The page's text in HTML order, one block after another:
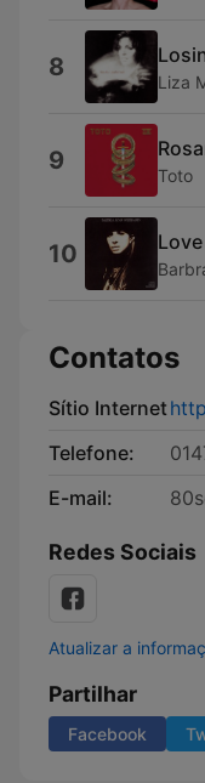
8 Liza
9 Toto
10 Love
Contatos
Sítio Internet
Telefone:
E-mail:
Redes Sociais
Atualizar a
Partilhar
Facebook